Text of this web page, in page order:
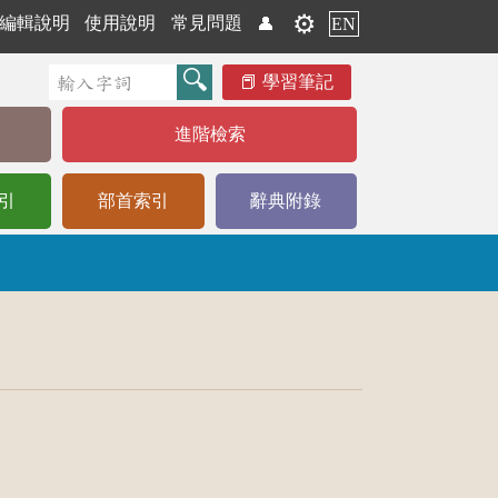
編輯說明 使用說明 常見問題 👤 ⚙️ EN
學習筆記
進階檢索
部首索引 辭典附錄